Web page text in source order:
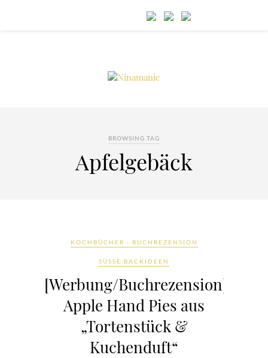
BROWSING TAG
Apfelgebäck
KOCHBÜCHER - BUCHREZENSION
SÜSSE BACKIDEEN
[Werbung/Buchrezension]
Apple Hand Pies aus
„Tortenstück &
Kuchenduft“